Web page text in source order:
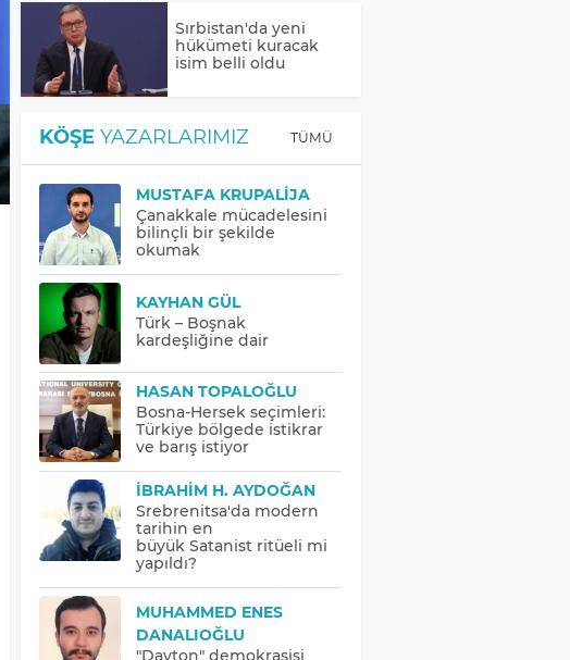
Sırbistan'da yeni
hükümeti kuracak
isim belli oldu
KÖŞE YAZARLARIMIZ TÜMÜ
MUSTAFA KRUPALIJA
Çanakkale mücadelesini
bilinçli bir şekilde
okumak
KAYHAN GÜL
Türk – Boşnak
kardeşliğine dair
HASAN TOPALOĞLU
Bosna-Hersek seçimleri:
Türkiye bölgede istikrar
ve barış istiyor
İBRAHIM H. AYDOĞAN
Srebrenitsa'da modern
tarihin en
büyük Satanist ritüeli mi
yapıldı?
MUHAMMED ENES
DANALIOĞLU
"Dayton" demokrasisi